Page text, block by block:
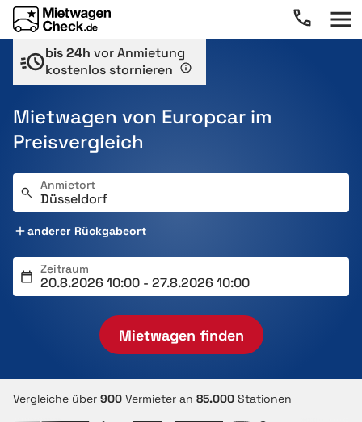
bis 24h vor Anmietung
kostenlos stornieren
Mietwagen von Europcar im
Preisvergleich
Anmietort
anderer Rückgabeort
Zeitraum
Mietwagen finden
Vergleiche über 900 Vermieter an 85.000 Stationen